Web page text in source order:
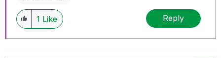
1 Like Reply